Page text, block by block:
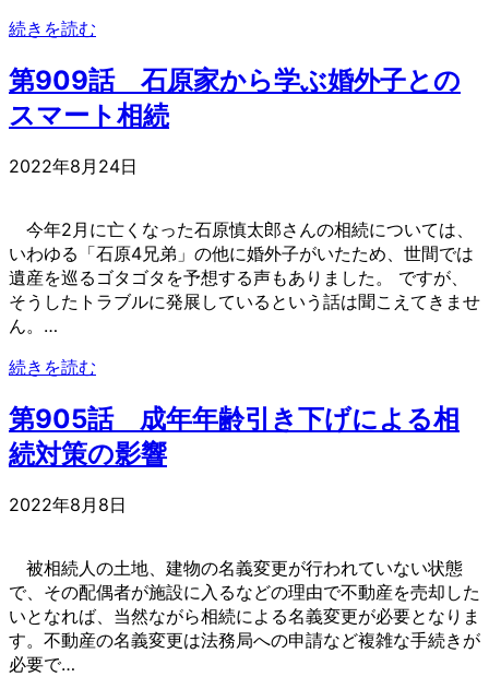
続きを読む
第909話 石原家から学ぶ婚外子との
スマート相続
2022年8月24日
今年2月に亡くなった石原慎太郎さんの相続については、
いわゆる「石原4兄弟」の他に婚外子がいたため、世間では
遺産を巡るゴタゴタを予想する声もありました。 ですが、
そうしたトラブルに発展しているという話は聞こえてきませ
ん。…
続きを読む
第905話 成年年齢引き下げによる相
続対策の影響
2022年8月8日
被相続人の土地、建物の名義変更が行われていない状態
で、その配偶者が施設に入るなどの理由で不動産を売却した
いとなれば、当然ながら相続による名義変更が必要となりま
す。不動産の名義変更は法務局への申請など複雑な手続きが
必要で…